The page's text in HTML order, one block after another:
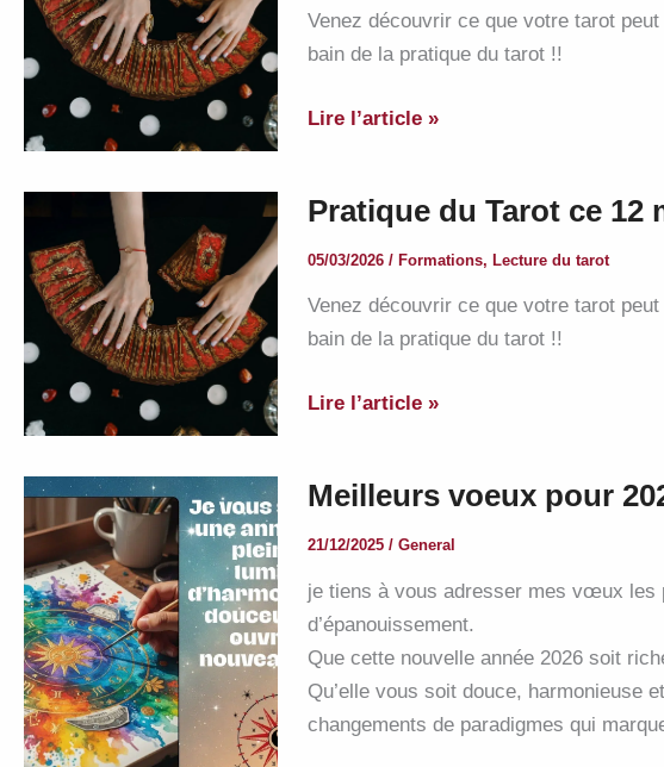
Venez découvrir ce que votre tarot
bain de la pratique du tarot !!
Soirée
du
Tarot
28
juin
Lire l’article »
Pratique du Tarot ce 12
05/03/2026/Formations,Lecture du tarot
Venez découvrir ce que votre tarot
bain de la pratique du tarot !!
Pratique
ce
12
2026
Lire l’article »
Meilleurs voeux pour
21/12/2025/General
je tiens à vous adresser mes vœux les
d’épanouissement.
Que cette nouvelle année 2026 soit
Qu’elle vous soit douce, harmonieuse
changements de paradigmes qui